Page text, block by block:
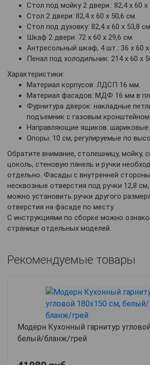
Стол под мойку 2 двери.: 82,4 х 60 х
Стол 2 двери: 82,4 х 60 х 50,6 см.
Стол под духовку: 82,4 х 60 х 53,8 см.
Шкаф 2 двери: 72 х 60 х 29,6 см.
Антресольный шкаф, 4 шт.: 36 х 60 х
Пенал под холодильник: 214 х 60 х
Характеристики:
Материал корпусов: ЛДСП 16 мм.
Материал фасадов: МДФ 16 мм в
Фурнитура дверок: накладные
подъемник с газовым кронштейном.
Направляющие ящиков: шариковые.
Опоры: 10 см, регулируемые по
Обратите внимание, столешницу, мойку,
цоколь, стеновую панель и ручки
отдельно. Фасады с внутренней
несквозные отверстия под ручки 12,8
можно установить ручки другого
отверстия на фасаде по месту.
С инструкциями по сборке можно
странице отдельных моделей.
Рекомендуемые товары
Модерн Кухонный гарнитур
белый/бланж/грей